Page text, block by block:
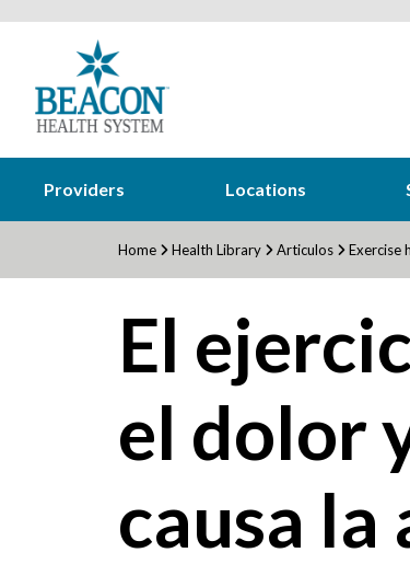
Providers Locations
Home Health Library Articulos Exercise
El
el dolor
causa